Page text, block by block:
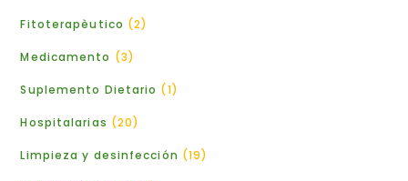
Fitoterapèutico 2
Medicamento 3
Suplemento Dietario 1
Hospitalarias 20
Limpieza y desinfección 19